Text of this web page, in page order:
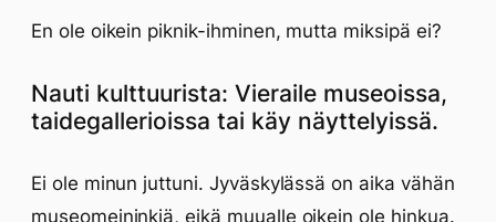
En ole oikein piknik-ihminen, mutta miksipä ei?
Nauti kulttuurista: Vieraile museoissa,
taidegallerioissa tai käy näyttelyissä.
Ei ole minun juttuni. Jyväskylässä on aika vähän
museomeininkiä, eikä muualle oikein ole hinkua.